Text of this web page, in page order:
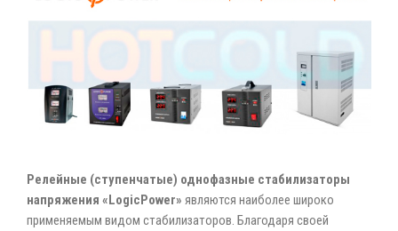
Релейные (ступенчатые) однофазные стабилизаторы
напряжения «LogicPower» являются наиболее широко
применяемым видом стабилизаторов. Благодаря своей